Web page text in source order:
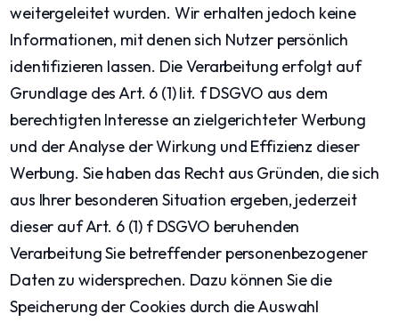
weitergeleitet wurden. Wir erhalten jedoch keine
Informationen, mit denen sich Nutzer persönlich
identifizieren lassen. Die Verarbeitung erfolgt auf
Grundlage des Art. 6 (1) lit. f DSGVO aus dem
berechtigten Interesse an zielgerichteter Werbung
und der Analyse der Wirkung und Effizienz dieser
Werbung. Sie haben das Recht aus Gründen, die sich
aus Ihrer besonderen Situation ergeben, jederzeit
dieser auf Art. 6 (1) f DSGVO beruhenden
Verarbeitung Sie betreffender personenbezogener
Daten zu widersprechen. Dazu können Sie die
Speicherung der Cookies durch die Auswahl